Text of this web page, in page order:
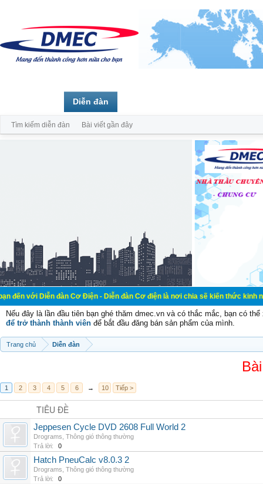
đàn Cơ Điện - Diễn đàn Cơ điện là nơi chia sẽ kiến thức kinh nghiệm
Nếu đây là lần đầu tiên bạn ghé thăm dmec.vn và có thắc mắc, bạn có
để trở thành thành viên để bắt đầu đăng bán sản phẩm của mình.
Trang chủ Diễn đàn
1 2 3 4 5 6 → 10 Tiếp >
TIÊU ĐỀ
Jeppesen Cycle DVD 2608 Full World 2
Drograms Thông gió thông thường
Trả lời:
0
Hatch PneuCalc v8.0.3 2
Drograms Thông gió thông thường
Trả lời:
0
Diễn đàn
Tìm kiếm diễn đàn Bài viết gần đây